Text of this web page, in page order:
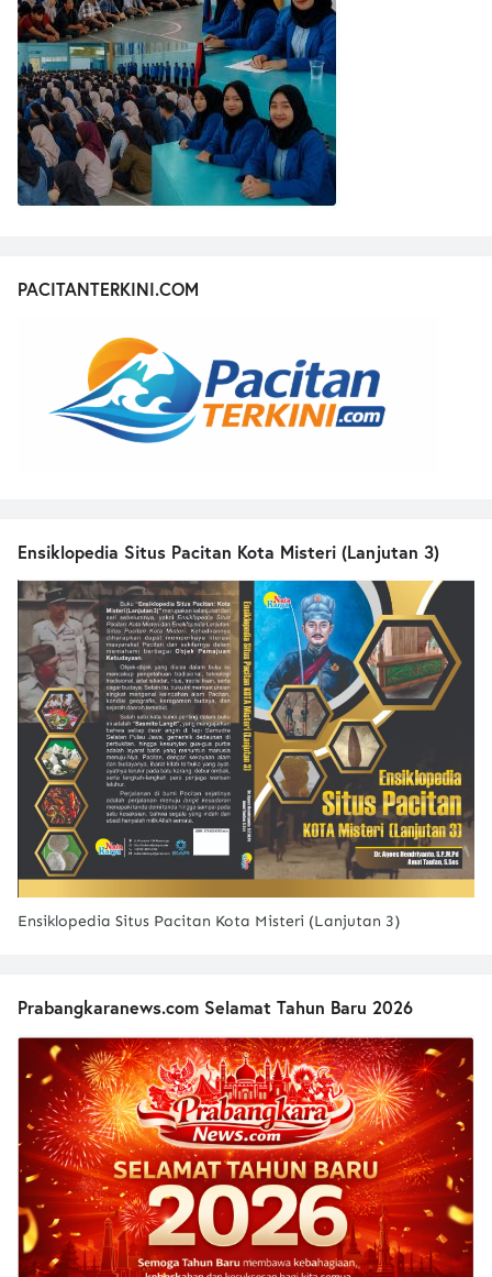
PACITANTERKINI.COM
Ensiklopedia Situs Pacitan Kota Misteri (Lanjutan 3)
Ensiklopedia Situs Pacitan Kota Misteri (Lanjutan 3)
Prabangkaranews.com Selamat Tahun Baru 2026